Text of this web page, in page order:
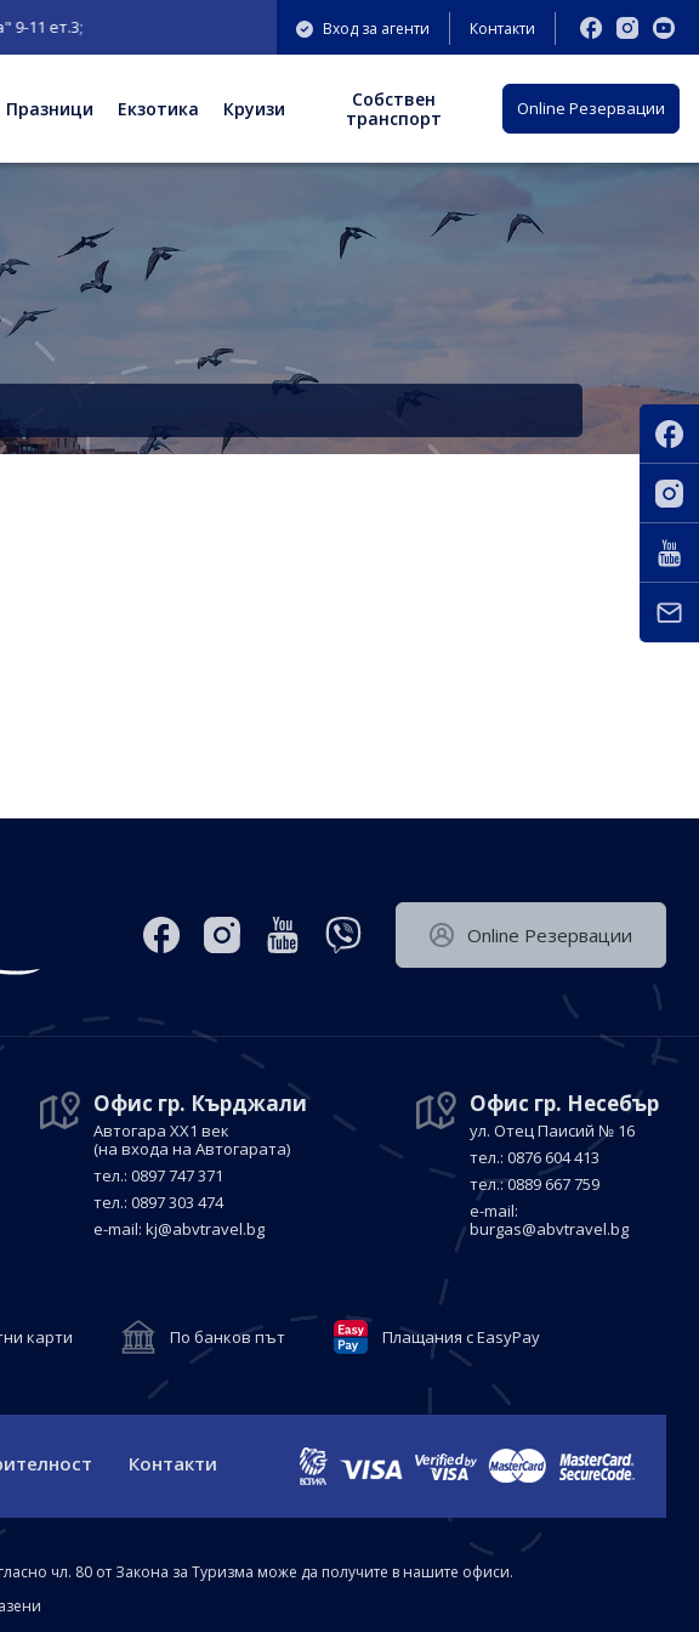
ет.3; Вход за агенти Контакти
Празници Екзотика Круизи
Собствен
транспорт
Оnline Резервации
Оnline Резервации
Офис гр. Кърджали
Автогара ХХ1 век
(на входа на Автогарата)
тел.: 0897 747 371
тел.: 0897 303 474
е-mail: kj@abvtravel.bg
Офис гр. Несебър
ул. Отец Паисий № 16
тел.: 0876 604 413
тел.: 0889 667 759
е-mail:
burgas@abvtravel.bg
карти По банков път Плащания с EasyPay
Контакти
чл. 80 от Закона за Туризма може да получите в нашите офиси.